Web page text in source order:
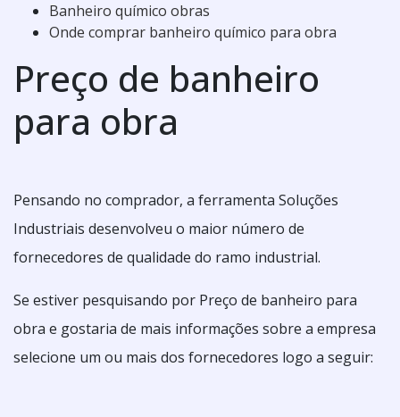
Banheiro químico obras
Onde comprar banheiro químico para obra
Preço de banheiro
para obra
Pensando no comprador, a ferramenta Soluções
Industriais desenvolveu o maior número de
fornecedores de qualidade do ramo industrial.
Se estiver pesquisando por Preço de banheiro para
obra e gostaria de mais informações sobre a empresa
selecione um ou mais dos fornecedores logo a seguir: